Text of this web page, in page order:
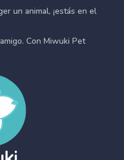
un animal, ¡estás en el
Con Miwuki Pet